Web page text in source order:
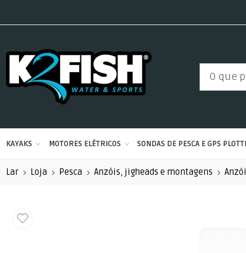
KAYAKS MOTORES ELÉTRICOS SONDAS DE PESCA E GPS
Lar Loja Pesca Anzóis, jigheads e montagens